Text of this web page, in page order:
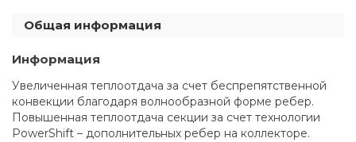
Общая информация
Информация
Увеличенная теплоотдача за счет беспрепятственной
конвекции благодаря волнообразной форме ребер.
Повышенная теплоотдача секции за счет технологии
PowerShift – дополнительных ребер на коллекторе.